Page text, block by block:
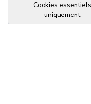
Cookies essentiels
uniquement